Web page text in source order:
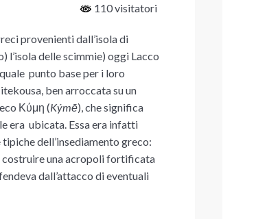
110 visitatori
provenienti dall’isola di
l’isola delle scimmie) oggi Lacco
punto base per i loro
ben arroccata su un
Κύμη (Kýmē), che significa
era ubicata. Essa era infatti
dell’insediamento greco:
costruire una acropoli fortificata
dall’attacco di eventuali